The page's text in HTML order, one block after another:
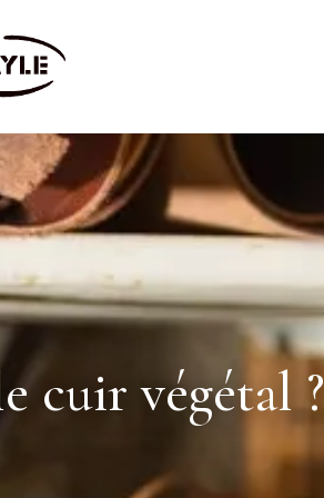
cuir végétal ?